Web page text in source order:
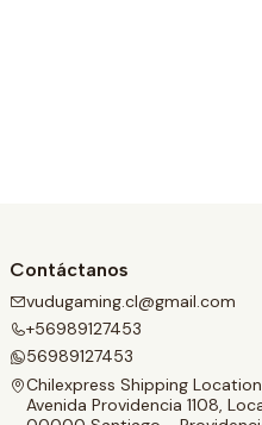
Contáctanos
vudugaming.cl@gmail.com
+56989127453
56989127453
Chilexpress Shipping Location
Avenida Providencia 1108,